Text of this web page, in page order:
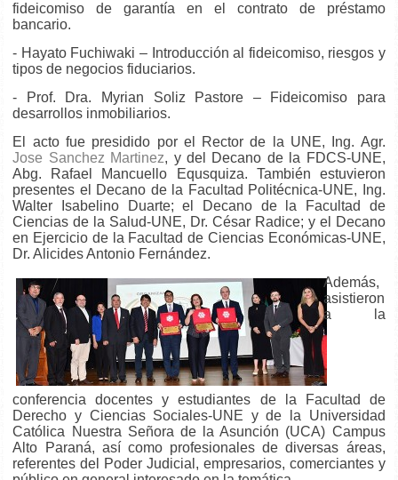
fideicomiso de garantía en el contrato de préstamo
bancario.
- Hayato Fuchiwaki – Introducción al fideicomiso, riesgos y
tipos de negocios fiduciarios.
- Prof. Dra. Myrian Soliz Pastore – Fideicomiso para
desarrollos inmobiliarios.
El acto fue presidido por el Rector de la UNE, Ing. Agr.
Jose Sanchez Martinez, y del Decano de la FDCS-UNE,
Abg. Rafael Mancuello Equsquiza. También estuvieron
presentes el Decano de la Facultad Politécnica-UNE, Ing.
Walter Isabelino Duarte; el Decano de la Facultad de
Ciencias de la Salud-UNE, Dr. César Radice; y el Decano
en Ejercicio de la Facultad de Ciencias Económicas-UNE,
Dr. Alicides Antonio Fernández.
Además,
asistieron
a la
conferencia docentes y estudiantes de la Facultad de
Derecho y Ciencias Sociales-UNE y de la Universidad
Católica Nuestra Señora de la Asunción (UCA) Campus
Alto Paraná, así como profesionales de diversas áreas,
referentes del Poder Judicial, empresarios, comerciantes y